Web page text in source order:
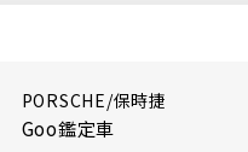
PORSCHE/保時捷
Goo鑑定車